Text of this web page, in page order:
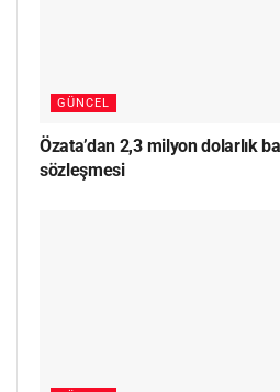
GÜNCEL
Özata’dan 2,3 milyon dolarlık
sözleşmesi